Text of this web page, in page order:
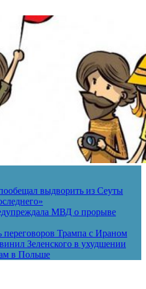
выдворить из Сеуты
МВД о прорыве
переговоров Трампа с Ираном
Зеленского в ухудшении
в Польше